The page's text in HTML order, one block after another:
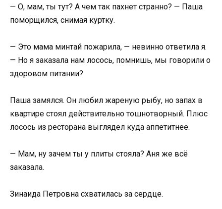
— О, мам, ты тут? А чем так пахнет странно? — Паша
поморщился, снимая куртку.
— Это мама минтай пожарила, — невинно ответила я.
— Но я заказала нам лосось, помнишь, мы говорили о
здоровом питании?
Паша замялся. Он любил жареную рыбу, но запах в
квартире стоял действительно тошнотворный. Плюс
лосось из ресторана выглядел куда аппетитнее.
— Мам, ну зачем ты у плиты стояла? Аня же всё
заказала.
Зинаида Петровна схватилась за сердце.